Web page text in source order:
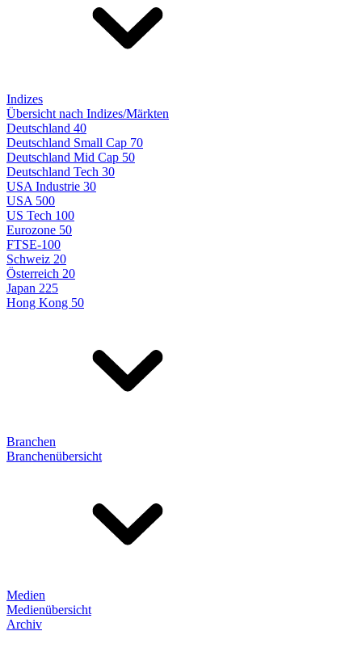
Indizes
Übersicht nach Indizes/Märkten
Deutschland 40
Deutschland Small Cap 70
Deutschland Mid Cap 50
Deutschland Tech 30
USA Industrie 30
USA 500
US Tech 100
Eurozone 50
FTSE-100
Schweiz 20
Österreich 20
Japan 225
Hong Kong 50
Branchen
Branchenübersicht
Medien
Medienübersicht
Archiv